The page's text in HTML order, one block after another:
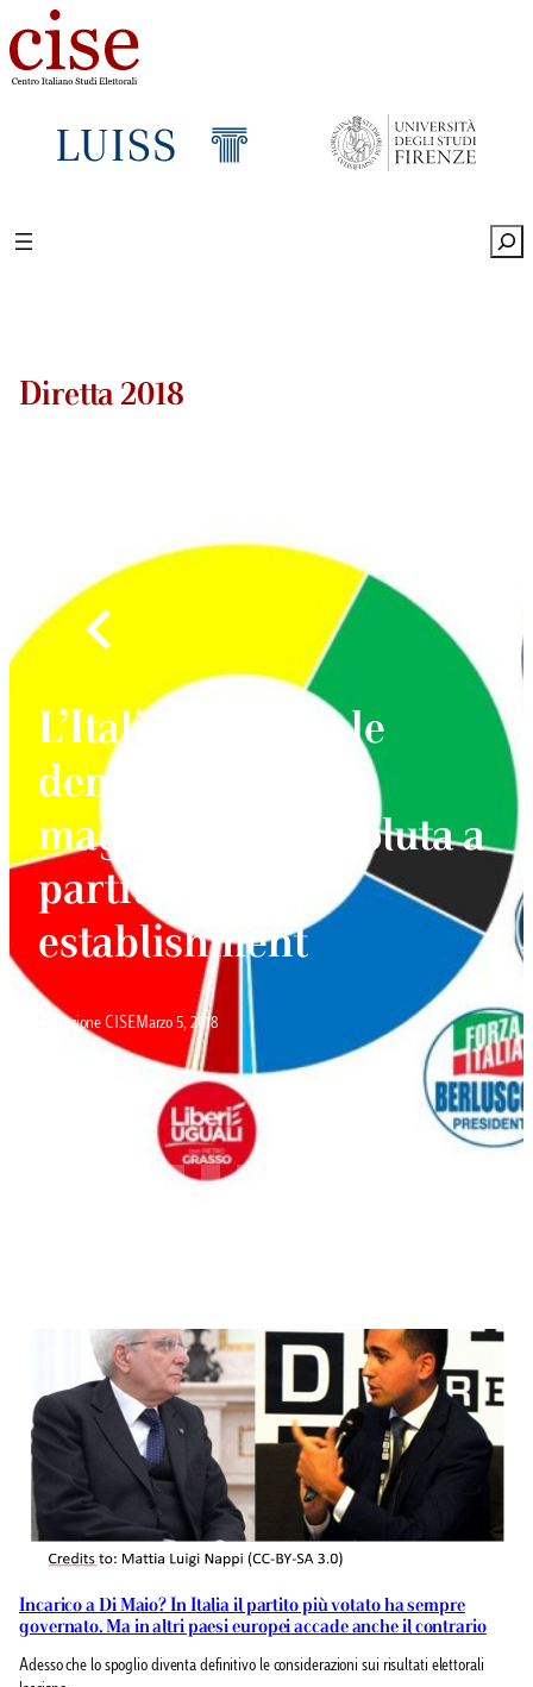
Diretta 2018
L’Italia unica tra le
democrazie:
maggioranza assoluta a
partiti anti-
establishment
Redazione CISEMarzo 5, 2018
Incarico a Di Maio? In Italia il partito più votato ha sempre
governato. Ma in altri paesi europei accade anche il contrario
Adesso che lo spoglio diventa definitivo le considerazioni sui risultati elettorali